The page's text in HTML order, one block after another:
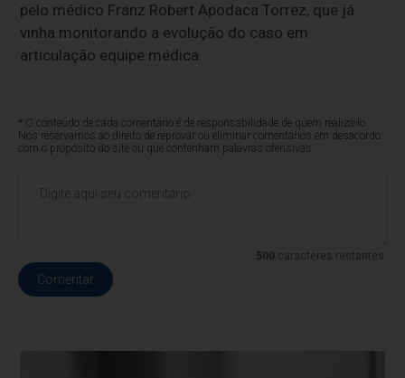
pelo médico Franz Robert Apodaca Torrez, que já
vinha monitorando a evolução do caso em
articulação equipe médica.
* O conteúdo de cada comentário é de responsabilidade de quem realizá-lo.
Nos reservamos ao direito de reprovar ou eliminar comentários em desacordo
com o propósito do site ou que contenham palavras ofensivas.
500caracteres restantes.
Comentar